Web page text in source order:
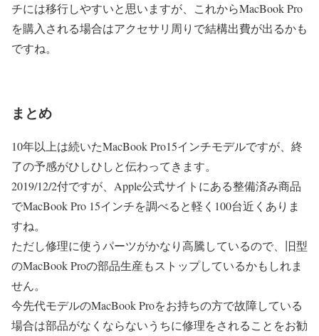
チには移行しやすいと思いますが、これからMacBook Pro
を購入される場合はアクセサリ周りで結構出費が出るかも
ですね。
まとめ
10年以上は続いたMacBook Pro15インチモデルですが、終
了の予感がひしひしと伝わってきます。
2019/12/2付ですが、Apple公式サイトにある整備済み商品
でMacBook Pro 15インチを調べると軽く100台近くありま
すね。
ただし修理に使うパーツがかなり高騰しているので、旧型
のMacBook Proの部品生産もストップしているかもしれま
せん。
今先代モデルのMacBook Proをお持ちの方で故障している
場合は部品がなくならないうちに修理をされることをお勧